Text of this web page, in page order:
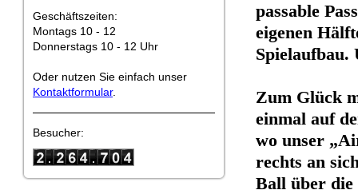
Geschäftszeiten:
Montags 10 - 12
Donnerstags 10 - 12 Uhr
Oder nutzen Sie einfach unser
Kontaktformular.
Besucher:
passable
eigenen
Spielaufbau.
Zum Glück
einmal auf
wo unser
rechts an
Ball über